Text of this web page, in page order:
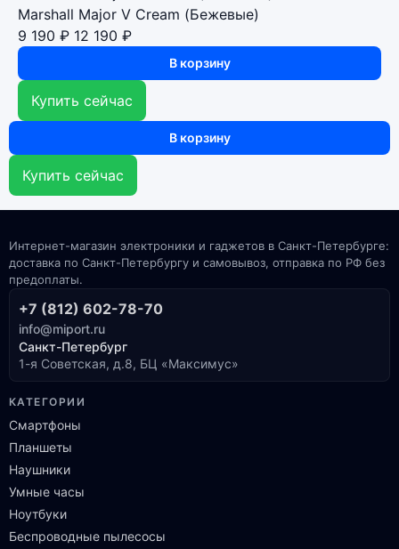
Marshall Major V Cream (Бежевые)
9 190 ₽ 12 190 ₽
В корзину
Купить сейчас
В корзину
Купить сейчас
Интернет-магазин электроники и гаджетов в Санкт-Петербурге:
доставка по Санкт-Петербургу и самовывоз, отправка по РФ без
предоплаты.
+7 (812) 602-78-70
info@miport.ru
Санкт-Петербург
1-я Советская, д.8, БЦ «Максимус»
КАТЕГОРИИ
Смартфоны
Планшеты
Наушники
Умные часы
Ноутбуки
Беспроводные пылесосы